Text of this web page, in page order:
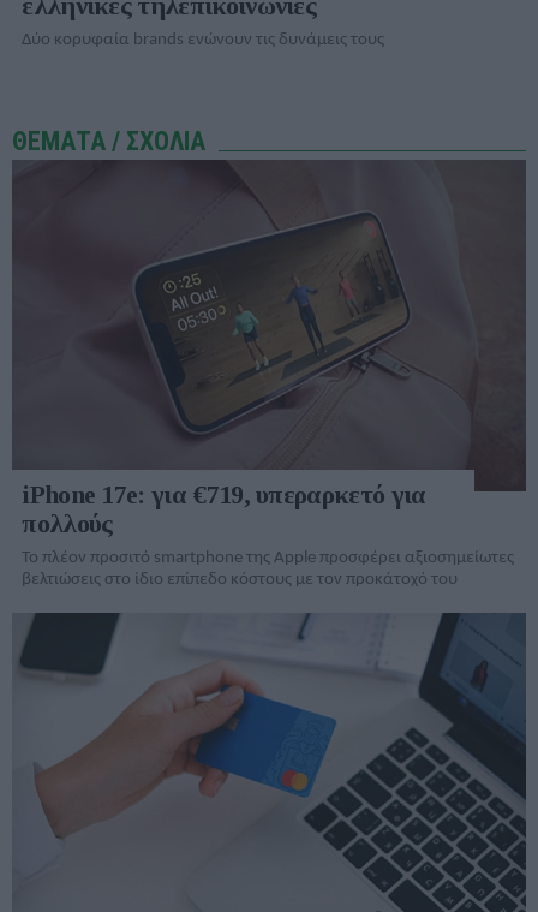
Δύο κορυφαία brands ενώνουν τις δυνάμεις τους
ΘΕΜΑΤΑ / ΣΧΟΛΙΑ
iPhone 17e: για €719, υπεραρκετό για
πολλούς
Το πλέον προσιτό smartphone της Apple προσφέρει αξιοσημείωτες
βελτιώσεις στο ίδιο επίπεδο κόστους με τον προκάτοχό του